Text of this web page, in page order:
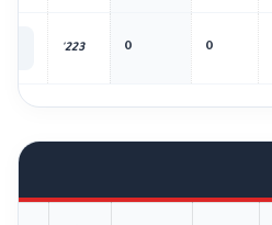
0
0
223'